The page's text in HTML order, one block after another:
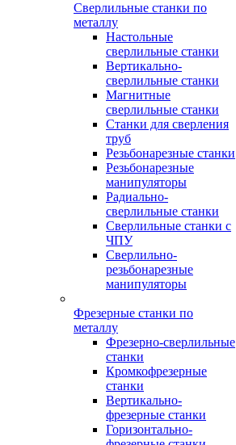
Сверлильные станки по
металлу
Настольные
сверлильные станки
Вертикально-
сверлильные станки
Магнитные
сверлильные станки
Станки для сверления
труб
Резьбонарезные станки
Резьбонарезные
манипуляторы
Радиально-
сверлильные станки
Сверлильные станки с
ЧПУ
Сверлильно-
резьбонарезные
манипуляторы
Фрезерные станки по
металлу
Фрезерно-сверлильные
станки
Кромкофрезерные
станки
Вертикально-
фрезерные станки
Горизонтально-